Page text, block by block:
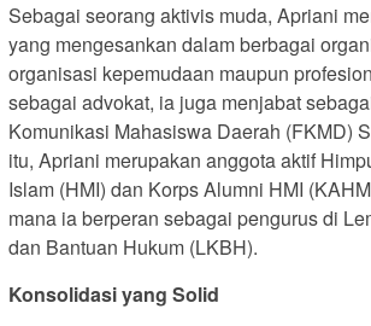
Sebagai seorang aktivis muda, Apriani
yang mengesankan dalam berbagai
organisasi kepemudaan maupun
sebagai advokat, ia juga menjabat
Komunikasi Mahasiswa Daerah (FKMD)
itu, Apriani merupakan anggota aktif
Islam (HMI) dan Korps Alumni HMI
mana ia berperan sebagai pengurus di
dan Bantuan Hukum (LKBH).
Konsolidasi yang Solid